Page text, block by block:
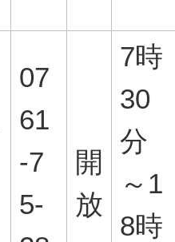
07
61
-7
5-
開
放
7時
30
分
～1
8時